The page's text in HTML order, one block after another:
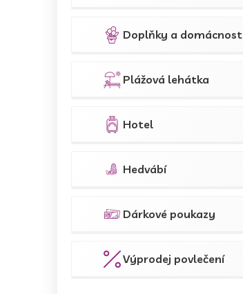
Doplňky a domácnost
Plážová lehátka
Hotel
Hedvábí
Dárkové poukazy
Výprodej povlečení